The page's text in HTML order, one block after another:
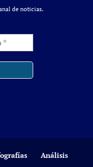
de noticias.
Análisis